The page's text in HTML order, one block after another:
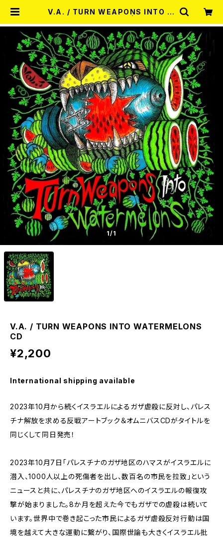
V.A. / TURN WEAPONS INTO W
SHOP MISERY
1/1
V.A. / TURN WEAPONS INTO WATERMELONS
CD
¥2,200
International shipping available
2023年10月から続くイスラエルによるガザ虐殺に反対し、パレス
チナ解放を求める反戦アートブック＆オムニバスCDがタイトルを
同じくして同日発売！
2023年10月7日「パレスチナのガザ地区のハマスがイスラエルに
潜入、1000人以上の死傷者を出し、数百名の市民を拉致」という
ニュースと共に、パレスチナのガザ地区へのイスラエルの報復攻
撃が始まりました。8か月を超えた今でもガザでの虐殺は続いて
います。世界中で巻き起こった市民によるガザ虐殺反対行動は国
境を越えて大きな運動に繋がり、国際世論も大きくイスラエル批